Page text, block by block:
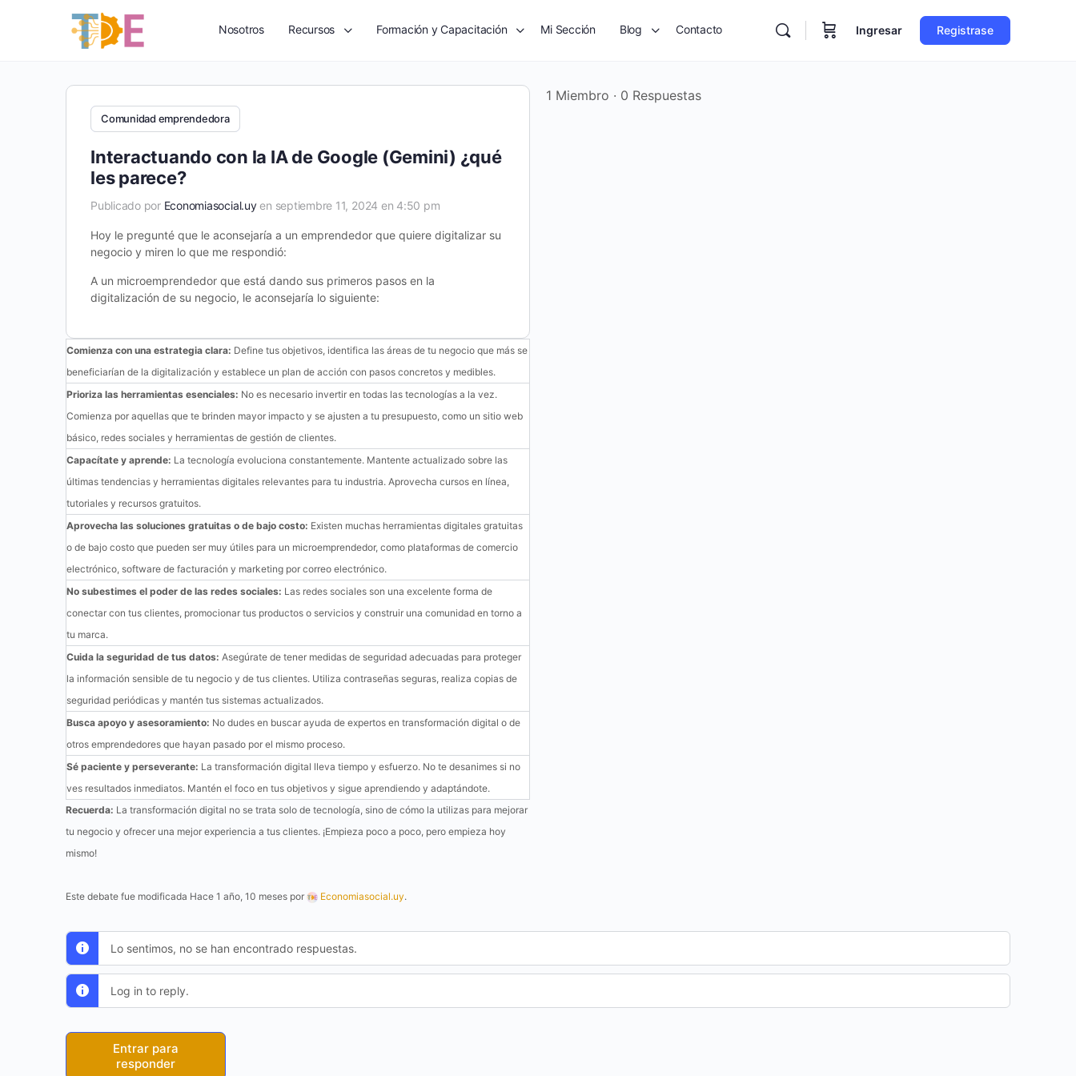
Nosotros Recursos Formación y Capacitación Mi Sección Blog Contacto Ingresar Registrase
Comunidad emprendedora
Interactuando con la IA de Google (Gemini) ¿qué
les parece?
Publicado por Economiasocial.uy en septiembre 11, 2024 en 4:50 pm
Hoy le pregunté que le aconsejaría a un emprendedor que quiere digitalizar su
negocio y miren lo que me respondió:
A un microemprendedor que está dando sus primeros pasos en la
digitalización de su negocio, le aconsejaría lo siguiente:
Comienza con una estrategia clara: Define tus objetivos, identifica las áreas de tu negocio que más se
beneficiarían de la digitalización y establece un plan de acción con pasos concretos y medibles.
Prioriza las herramientas esenciales: No es necesario invertir en todas las tecnologías a la vez.
Comienza por aquellas que te brinden mayor impacto y se ajusten a tu presupuesto, como un sitio web
básico, redes sociales y herramientas de gestión de clientes.
Capacítate y aprende: La tecnología evoluciona constantemente. Mantente actualizado sobre las
últimas tendencias y herramientas digitales relevantes para tu industria. Aprovecha cursos en línea,
tutoriales y recursos gratuitos.
Aprovecha las soluciones gratuitas o de bajo costo: Existen muchas herramientas digitales gratuitas
o de bajo costo que pueden ser muy útiles para un microemprendedor, como plataformas de comercio
electrónico, software de facturación y marketing por correo electrónico.
No subestimes el poder de las redes sociales: Las redes sociales son una excelente forma de
conectar con tus clientes, promocionar tus productos o servicios y construir una comunidad en torno a
tu marca.
Cuida la seguridad de tus datos: Asegúrate de tener medidas de seguridad adecuadas para proteger
la información sensible de tu negocio y de tus clientes. Utiliza contraseñas seguras, realiza copias de
seguridad periódicas y mantén tus sistemas actualizados.
Busca apoyo y asesoramiento: No dudes en buscar ayuda de expertos en transformación digital o de
otros emprendedores que hayan pasado por el mismo proceso.
Sé paciente y perseverante: La transformación digital lleva tiempo y esfuerzo. No te desanimes si no
ves resultados inmediatos. Mantén el foco en tus objetivos y sigue aprendiendo y adaptándote.
Recuerda: La transformación digital no se trata solo de tecnología, sino de cómo la utilizas para mejorar
tu negocio y ofrecer una mejor experiencia a tus clientes. ¡Empieza poco a poco, pero empieza hoy
mismo!
Este debate fue modificada Hace 1 año, 10 meses por Economiasocial.uy.
1 Miembro · 0 Respuestas
Lo sentimos, no se han encontrado respuestas.
Log in to reply.
Entrar para
responder